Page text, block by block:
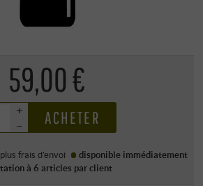
59,00 €
+
–
ACHETER
, plus frais d’envoi
disponible immédiatement
à 6 articles par client